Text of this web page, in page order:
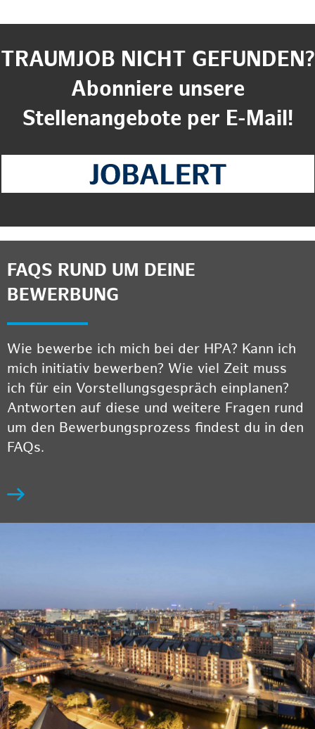
TRAUMJOB NICHT GEFUNDEN?
Abonniere unsere
Stellenangebote per E-Mail!
FAQS RUND UM DEINE
BEWERBUNG
Wie bewerbe ich mich bei der HPA? Kann ich
mich initiativ bewerben? Wie viel Zeit muss
ich für ein Vorstellungsgespräch einplanen?
Antworten auf diese und weitere Fragen rund
um den Bewerbungsprozess findest du in den
FAQs.